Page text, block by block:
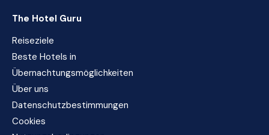
The Hotel Guru
Reiseziele
Beste Hotels in
Übernachtungsmöglichkeiten
Über uns
Datenschutzbestimmungen
Cookies